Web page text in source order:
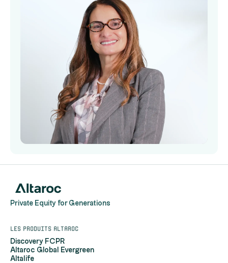
Private Equity for Generations
Les produits Altaroc
Discovery FCPR
Altaroc Global Evergreen
Altalife